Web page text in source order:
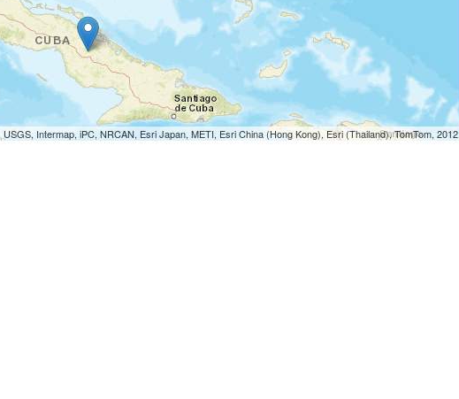
Intermap, iPC, NRCAN, Esri Japan, METI, Esri China (Hong Kong), Esri (Thailand), TomTom, 2012